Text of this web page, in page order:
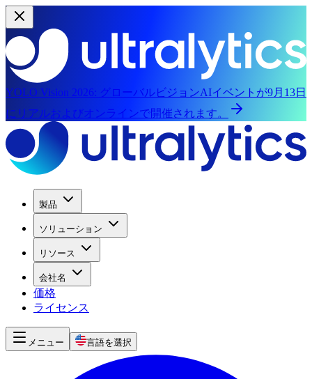
YOLO Vision 2026: グローバルビジョンAIイベントが9月13日
にリアルおよびオンラインで開催されます。
製品
ソリューション
リソース
会社名
価格
ライセンス
メニュー 言語を選択